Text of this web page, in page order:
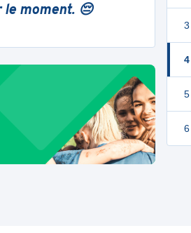
le moment. 😔
3
4
5
6